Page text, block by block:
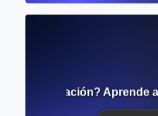
de la Oración? Aprende